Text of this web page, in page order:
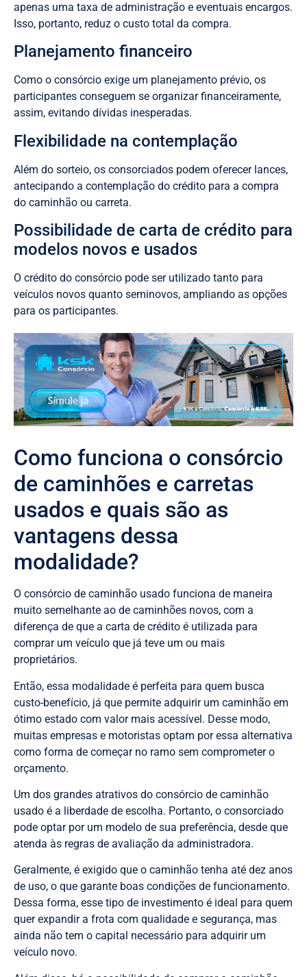
apenas uma taxa de administração e eventuais encargos.
Isso, portanto, reduz o custo total da compra.
Planejamento financeiro
Como o consórcio exige um planejamento prévio, os
participantes conseguem se organizar financeiramente,
assim, evitando dívidas inesperadas.
Flexibilidade na contemplação
Além do sorteio, os consorciados podem oferecer lances,
antecipando a contemplação do crédito para a compra
do caminhão ou carreta.
Possibilidade de carta de crédito para
modelos novos e usados
O crédito do consórcio pode ser utilizado tanto para
veículos novos quanto seminovos, ampliando as opções
para os participantes.
Como funciona o consórcio
de caminhões e carretas
usados e quais são as
vantagens dessa
modalidade?
O consórcio de caminhão usado funciona de maneira
muito semelhante ao de caminhões novos, com a
diferença de que a carta de crédito é utilizada para
comprar um veículo que já teve um ou mais
proprietários.
Então, essa modalidade é perfeita para quem busca
custo-benefício, já que permite adquirir um caminhão em
ótimo estado com valor mais acessível. Desse modo,
muitas empresas e motoristas optam por essa alternativa
como forma de começar no ramo sem comprometer o
orçamento.
Um dos grandes atrativos do consórcio de caminhão
usado é a liberdade de escolha. Portanto, o consorciado
pode optar por um modelo de sua preferência, desde que
atenda às regras de avaliação da administradora.
Geralmente, é exigido que o caminhão tenha até dez anos
de uso, o que garante boas condições de funcionamento.
Dessa forma, esse tipo de investimento é ideal para quem
quer expandir a frota com qualidade e segurança, mas
ainda não tem o capital necessário para adquirir um
veículo novo.